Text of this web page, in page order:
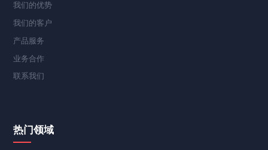
我们的优势
我们的客户
产品服务
业务合作
联系我们
热门领域